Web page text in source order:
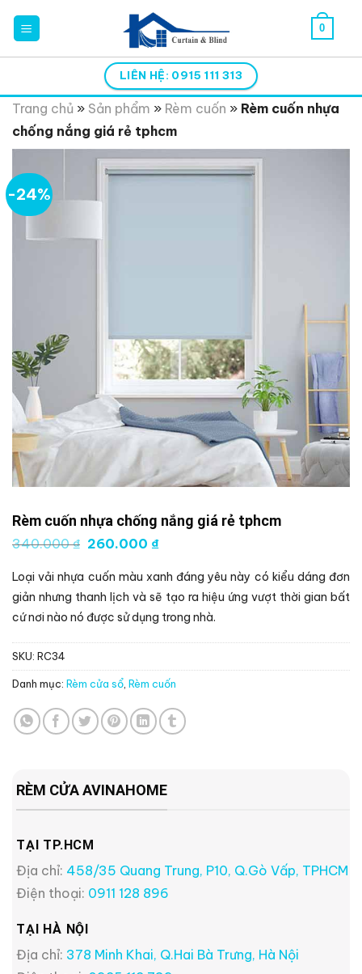
content
0
LIÊN HỆ: 0915 111 313
Trang chủ » Sản phẩm » Rèm cuốn » Rèm cuốn nhựa
chống nắng giá rẻ tphcm
-24%
Rèm cuốn nhựa chống nắng giá rẻ tphcm
340.000₫ Giá
340.000 ₫.
260.000 ₫Giá
tại
là:
260.000 ₫.
Loại vải nhựa cuốn màu xanh đáng yêu này có kiểu dáng đơn
giản nhưng thanh lịch và sẽ tạo ra hiệu ứng vượt thời gian bất
cứ nơi nào nó được sử dụng trong nhà.
SKU: RC34
Danh mục: Rèm cửa sổ Rèm cuốn
RÈM CỬA AVINAHOME
TẠI TP.HCM
Địa chỉ: 458/35 Quang Trung, P10, Q.Gò Vấp, TPHCM
Điện thoại: 0911 128 896
TẠI HÀ NỘI
Địa chỉ: 378 Minh Khai, Q.Hai Bà Trưng, Hà Nội